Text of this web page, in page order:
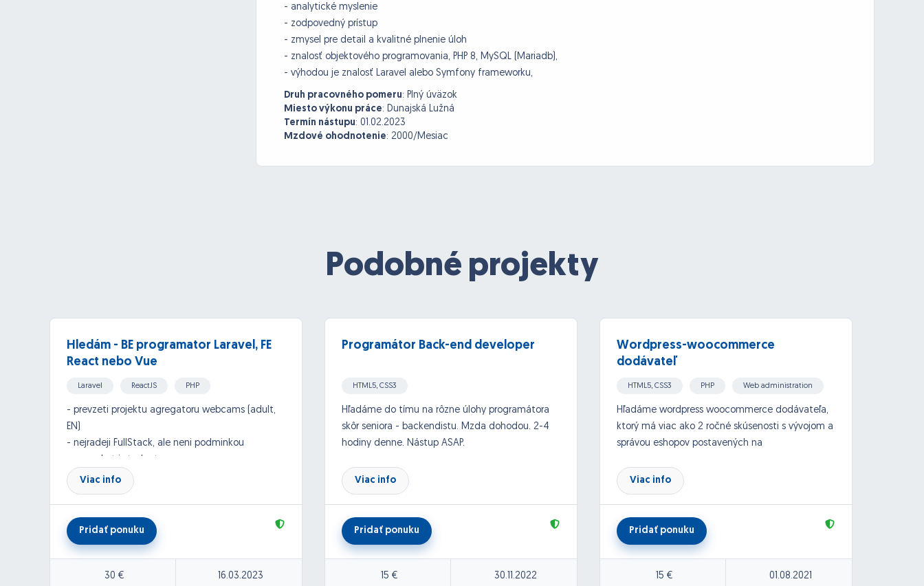
- analytické myslenie
- zodpovedný prístup
- zmysel pre detail a kvalitné plnenie úloh
- znalosť objektového programovania, PHP 8, MySQL (Mariadb),
- výhodou je znalosť Laravel alebo Symfony frameworku,
Druh pracovného pomeru: Plný úväzok
Miesto výkonu práce: Dunajská Lužná
Termín nástupu: 01.02.2023
Mzdové ohodnotenie: 2000/Mesiac
Podobné projekty
Hledám - BE programator Laravel, FE
React nebo Vue
Laravel ReactJS PHP
API, Google API and others
- prevzeti projektu agregatoru webcams (adult,
EN)
- nejradeji FullStack, ale neni podminkou
- vice v SZ
Viac info
Pridať ponuku
30 € 16.03.2023
Programátor Back-end developer
HTML5, CSS3
Hľadáme do tímu na rôzne úlohy programátora
skôr seniora - backendistu. Mzda dohodou. 2-4
hodiny denne. Nástup ASAP.
Viac info
Pridať ponuku
15 € 30.11.2022
Wordpress-woocommerce
dodávateľ
HTML5, CSS3 PHP Web administration
Wordpress, Woocommerce CMS, CRM systems
Hľadáme wordpress woocommerce dodávateľa,
ktorý má viac ako 2 ročné skúsenosti s vývojom a
správou eshopov postavených na
Požadujeme:
schopnosť vytvoriť eshop podľa funkčnej
špecifikácie a grafických podkladov
pozná, alebo nájde funkčné a kompatibilné
Viac info
Pridať ponuku
15 € 01.08.2021